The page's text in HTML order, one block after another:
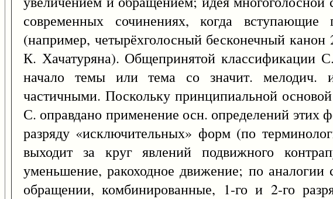
современных сочинениях, когда
(например, четырёхголосный бесконечный канон
К. Хачатуряна). Общепринятой классификации
начало темы или тема со значит. мелодич.
частичными. Поскольку принципиальной
С. оправдано применение осн. определений
разряду «исключительных» форм (по
выходит за круг явлений подвижного
уменьшение, ракоходное движение; по
обращении, комбинированные, 1-го и 2-го